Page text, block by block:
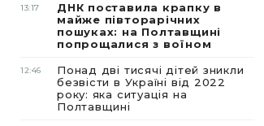
13:17
ДНК поставила крапку в
майже півторарічних
пошуках: на Полтавщині
попрощалися з воїном
12:46
Понад дві тисячі дітей зникли
безвісти в Україні від 2022
року: яка ситуація на
Полтавщині